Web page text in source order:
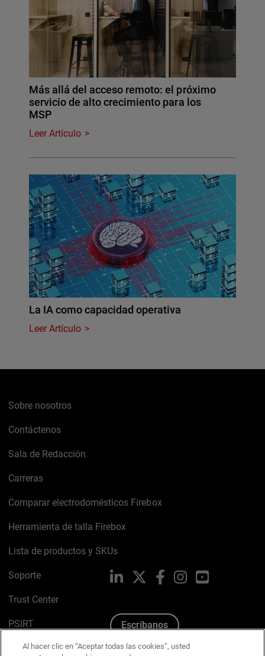
Más allá del acceso remoto: el próximo
servicio de alto crecimiento para los
MSP
Leer Artículo
La IA como capacidad operativa
Leer Artículo
Sobre nosotros
Contáctenos
Sala de Redacción
Carreras
Comparar electrodomésticos Firebox
Herramienta de talla Firebox
Lista de productos y SKUs
Soporte
Trust Center
PSIRT
Política de cookies
LinkedIn FacebookInstagramYouTube
Escríbanos
Al hacer clic en “Aceptar todas las cookies”, usted